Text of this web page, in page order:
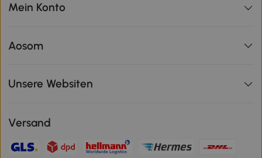
Mein Konto
Aosom
Unsere Websiten
Versand